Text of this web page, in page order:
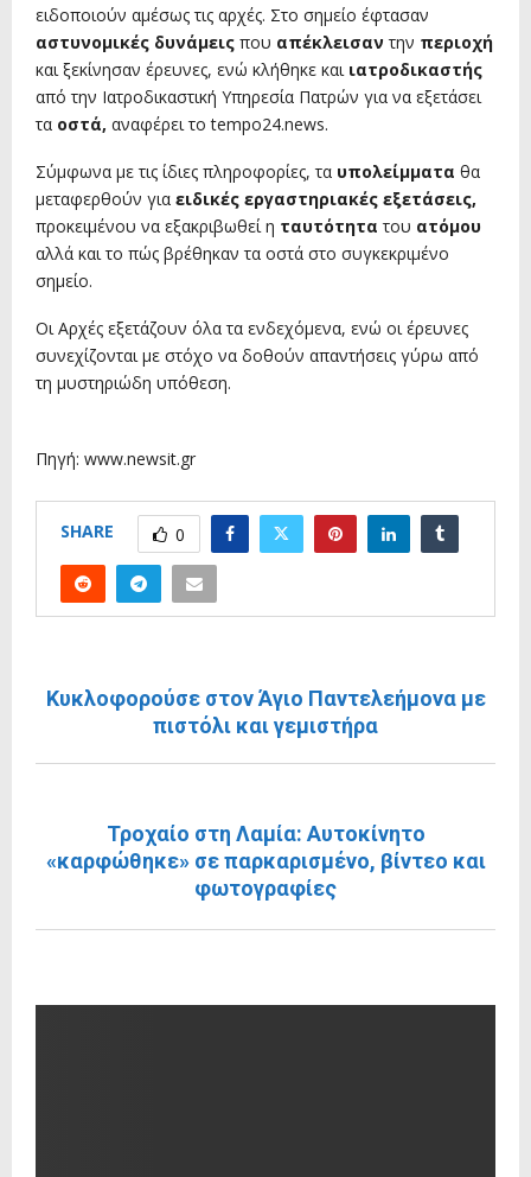
ειδοποιούν αμέσως τις αρχές. Στο σημείο έφτασαν
αστυνομικές δυνάμεις που απέκλεισαν την περιοχή
και ξεκίνησαν έρευνες, ενώ κλήθηκε και ιατροδικαστής
από την Ιατροδικαστική Υπηρεσία Πατρών για να εξετάσει
τα οστά, αναφέρει το tempo24.news.
Σύμφωνα με τις ίδιες πληροφορίες, τα υπολείμματα θα
μεταφερθούν για ειδικές εργαστηριακές εξετάσεις,
προκειμένου να εξακριβωθεί η ταυτότητα του ατόμου
αλλά και το πώς βρέθηκαν τα οστά στο συγκεκριμένο
σημείο.
Οι Αρχές εξετάζουν όλα τα ενδεχόμενα, ενώ οι έρευνες
συνεχίζονται με στόχο να δοθούν απαντήσεις γύρω από
τη μυστηριώδη υπόθεση.
Πηγή: www.newsit.gr
SHARE 0
Κυκλοφορούσε στον Άγιο Παντελεήμονα με
πιστόλι και γεμιστήρα
Τροχαίο στη Λαμία: Αυτοκίνητο
«καρφώθηκε» σε παρκαρισμένο, βίντεο και
φωτογραφίες